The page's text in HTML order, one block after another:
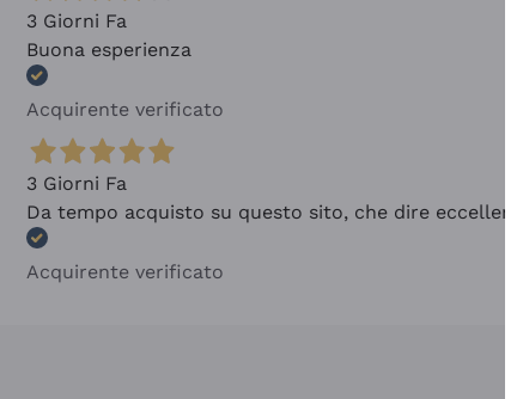
3 Giorni Fa
Buona esperienza
Acquirente verificato
3 Giorni Fa
Da tempo acquisto su questo sito, che dire eccellente
Acquirente verificato